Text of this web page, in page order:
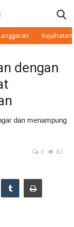
Kejahatan
dengan
dan menampung
0 83